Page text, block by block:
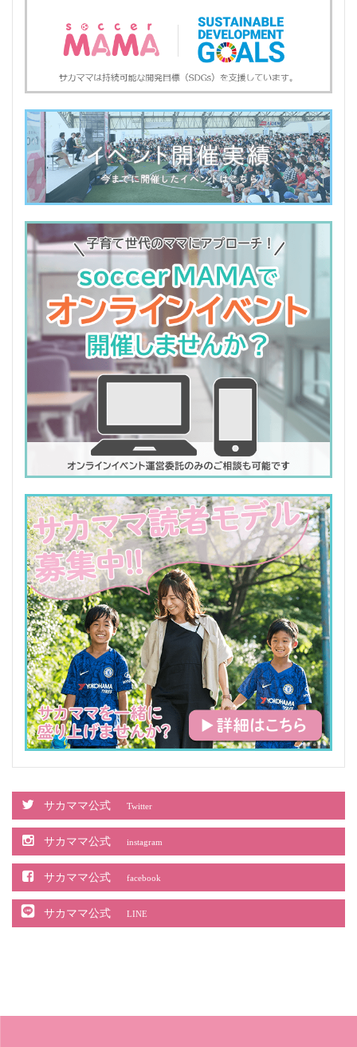
サカママ公式 Twitter
サカママ公式 instagram
サカママ公式 facebook
サカママ公式 LINE